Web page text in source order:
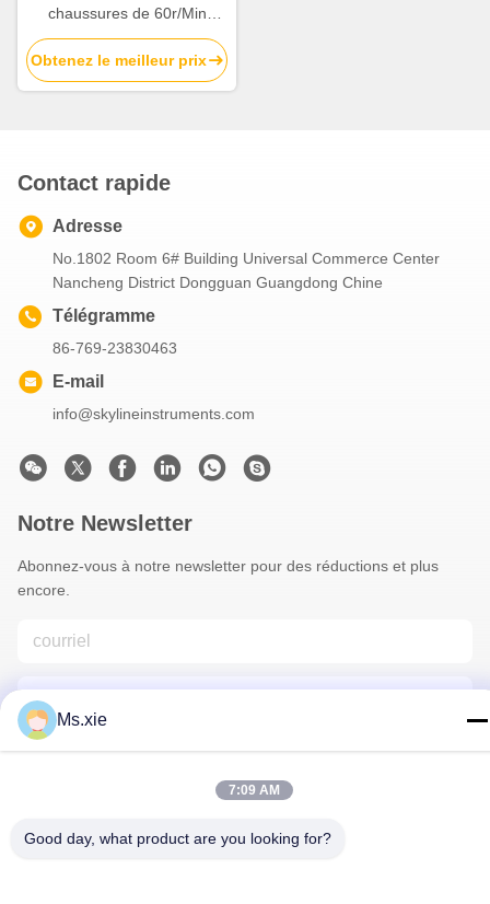
chaussures de 60r/Min
10mm ASTM D1052 Ross
Flexing Tester
Obtenez le meilleur prix
Contact rapide
Adresse
No.1802 Room 6# Building Universal Commerce Center
Nancheng District Dongguan Guangdong Chine
Télégramme
86-769-23830463
E-mail
info@skylineinstruments.com
Notre Newsletter
Abonnez-vous à notre newsletter pour des réductions et plus
encore.
Ms.xie
7:09 AM
Good day, what product are you looking for?